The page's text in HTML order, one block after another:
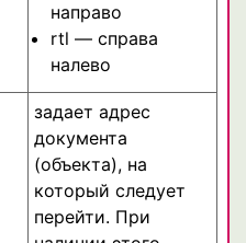
направо
rtl — справа
налево
задает адрес
документа
(объекта), на
который следует
перейти. При